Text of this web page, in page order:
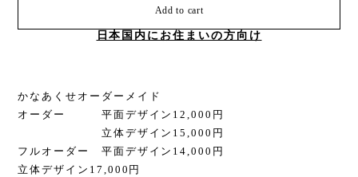
Add to cart
日本国内にお住まいの方向け
かなあくせオーダーメイド
オーダー 平面デザイン12,000円
立体デザイン15,000円
フルオーダー 平面デザイン14,000円
立体デザイン17,000円